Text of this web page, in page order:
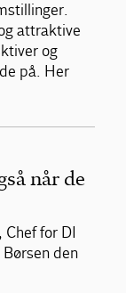
attraktive
og
på. Her
når de
for DI
den